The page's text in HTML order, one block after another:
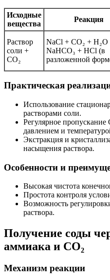
Исходные
вещества
Реакция
Раствор
соли +
CO₂
NaCl + CO₂ +
NaHCO₃ + HCl (в
разложенной
Практическая
Использование
растворами соли.
Регулярное
давлением и
Экстракция и
насыщения раствора.
Особенности и
Высокая чистота
Простота контроля
Возможность
раствора.
Получение соды
аммиака и CO₂
Механизм реакции